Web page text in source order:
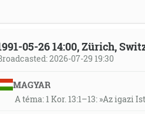
05-26 14:00, Zürich,
2026-07-29 19:30
MAGYAR
A téma: 1 Kor. 13:1–13: »Az igazi